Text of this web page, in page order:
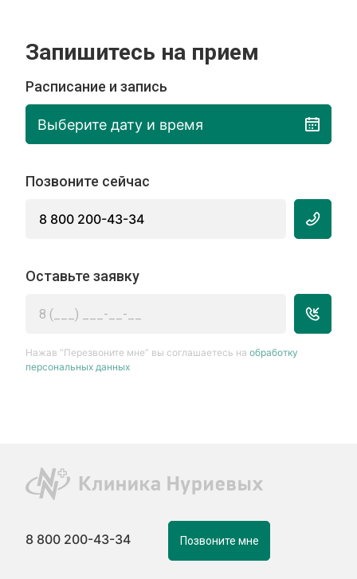
Запишитесь на прием
Расписание и запись
Выберите дату и время
Позвоните сейчас
8 800 200-43-34
Оставьте заявку
Нажав “Перезвоните мне” вы соглашаетесь наобработку
персональных данных
8 800 200-43-34 Позвоните мне